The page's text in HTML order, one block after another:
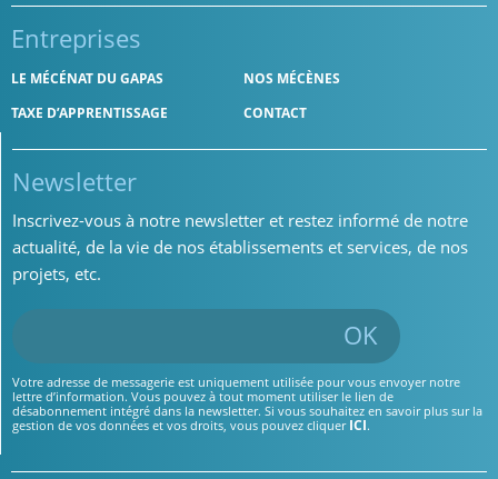
Entreprises
LE MÉCÉNAT DU GAPAS
NOS MÉCÈNES
TAXE D’APPRENTISSAGE
CONTACT
Newsletter
Inscrivez-vous à notre newsletter et restez informé de notre
actualité, de la vie de nos établissements et services, de nos
projets, etc.
OK
Votre adresse de messagerie est uniquement utilisée pour vous envoyer notre
lettre d’information. Vous pouvez à tout moment utiliser le lien de
désabonnement intégré dans la newsletter. Si vous souhaitez en savoir plus sur la
gestion de vos données et vos droits, vous pouvez cliquer ICI.